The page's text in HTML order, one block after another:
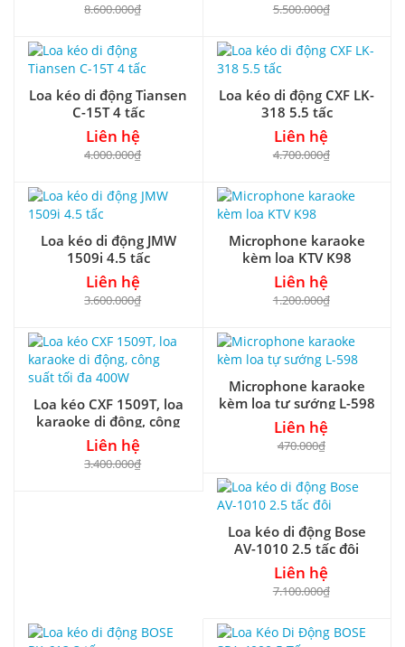
8.600.000₫ 5.500.000₫
Loa kéo di động Tiansen
C-15T 4 tấc
Liên hệ
4.000.000₫
Loa kéo di động CXF LK-
318 5.5 tấc
Liên hệ
4.700.000₫
Loa kéo di động JMW
1509i 4.5 tấc
Liên hệ
3.600.000₫
Microphone karaoke
kèm loa KTV K98
Liên hệ
1.200.000₫
Loa kéo CXF 1509T, loa
karaoke di động, công
suất tối đa 400W
Liên hệ
3.400.000₫
Microphone karaoke
kèm loa tự sướng L-598
Liên hệ
470.000₫
Loa kéo di động Bose
AV-1010 2.5 tấc đôi
Liên hệ
7.100.000₫